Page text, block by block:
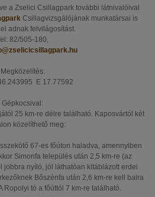
a Zselici Csillagpark további látnivalóival
Csillagvizsgálójának munkatársai is
adnak felvilágosítást.
82/505-180,
Megközelítés:
E 17.77592
Gépkocsival:
25 km-re délre található. Kaposvártól két
közelíthető meg:
67-es főúton haladva, amennyiben
Simonfa település után 2,5 km-re (az
jobbra nyíló, jól láthatóan kitáblázott erdei
Bőszénfa után 2,6 km-re kell balra
Ropolyi tó a főúttól 7 km-re található.